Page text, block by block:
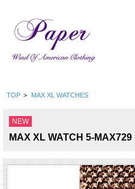
TOP > MAX XL WATCHES
NEW
MAX XL WATCH 5-